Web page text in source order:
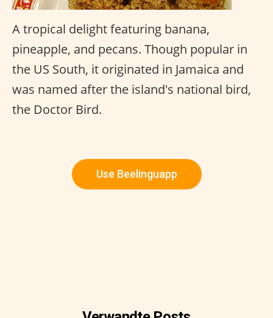
A tropical delight featuring banana,
pineapple, and pecans. Though popular in
the US South, it originated in Jamaica and
was named after the island's national bird,
the Doctor Bird.
Use Beelinguapp